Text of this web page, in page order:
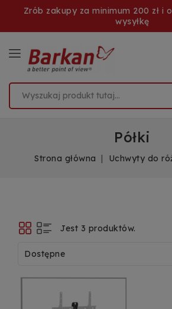
Zrób zakupy za minimum 200 zł i
wysyłkę
Półki
Strona główna Uchwyty do
Jest 3 produktów.
Dostępne